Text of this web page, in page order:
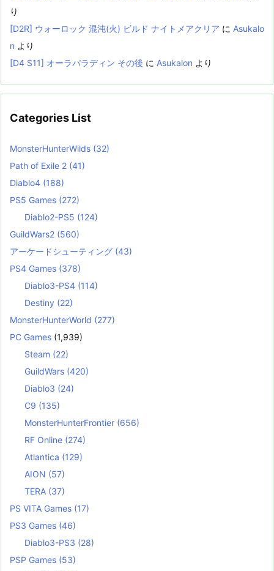
り
[D2R] ウォーロック 混沌(火) ビルド ナイトメアクリア に Asukalo
n より
[D4 S11] オーラパラディン その後 に Asukalon より
Categories List
MonsterHunterWilds (32)
Path of Exile 2 (41)
Diablo4 (188)
PS5 Games (272)
Diablo2-PS5 (124)
GuildWars2 (560)
アーケードシューティング (43)
PS4 Games (378)
Diablo3-PS4 (114)
Destiny (22)
MonsterHunterWorld (277)
PC Games (1,939)
Steam (22)
GuildWars (420)
Diablo3 (24)
C9 (135)
MonsterHunterFrontier (656)
RF Online (274)
Atlantica (129)
AION (57)
TERA (37)
PS VITA Games (17)
PS3 Games (46)
Diablo3-PS3 (28)
PSP Games (53)